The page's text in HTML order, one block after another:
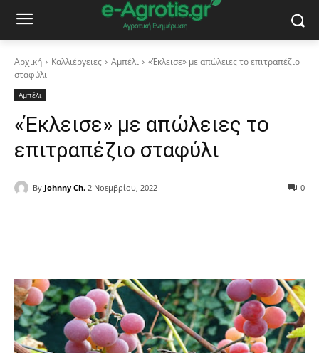
Αρχική Καλλιέργειες Αμπέλι
«Έκλεισε» με απώλειες το επιτραπέζιο
σταφύλι
Αμπέλι
«Έκλεισε» με απώλειες το
επιτραπέζιο σταφύλι
By Johnny Ch. 2 Νοεμβρίου, 2022 0